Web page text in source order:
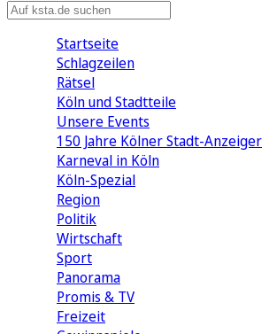
Startseite
Schlagzeilen
Rätsel
Köln und Stadtteile
Unsere Events
150 Jahre Kölner Stadt-Anzeiger
Karneval in Köln
Köln-Spezial
Region
Politik
Wirtschaft
Sport
Panorama
Promis & TV
Freizeit